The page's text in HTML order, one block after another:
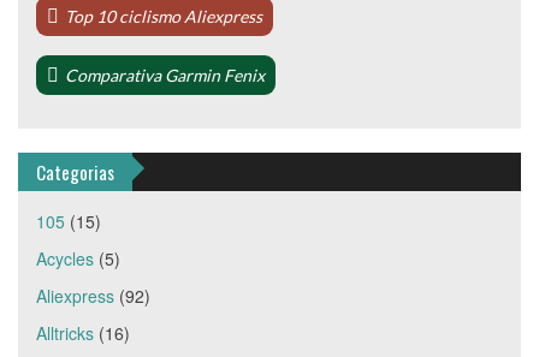
Top 10 ciclismo Aliexpress
Comparativa Garmin Fenix
Categorias
105 (15)
Acycles (5)
Aliexpress (92)
Alltricks (16)